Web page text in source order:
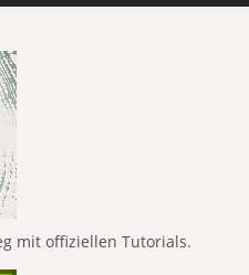
mit offiziellen Tutorials.